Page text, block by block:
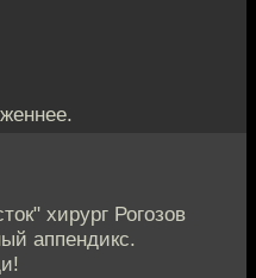
хирург Рогозов
аппендикс.